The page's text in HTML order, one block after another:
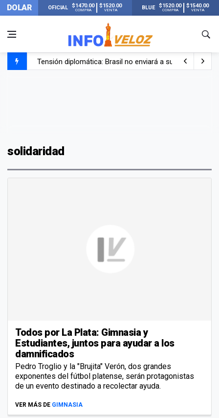
DOLAR OFICIAL $1470.00
COMPRA
$1520.00
VENTA BLUE $1520.00
COMPRA
$1540.00
VENTA
Tensión diplomática: Brasil no enviará a su embajador
solidaridad
Todos por La Plata: Gimnasia y
Estudiantes, juntos para ayudar a los
damnificados
Pedro Troglio y la "Brujita" Verón, dos grandes
exponentes del fútbol platense, serán protagonistas
de un evento destinado a recolectar ayuda.
VER MÁS DE GIMNASIA